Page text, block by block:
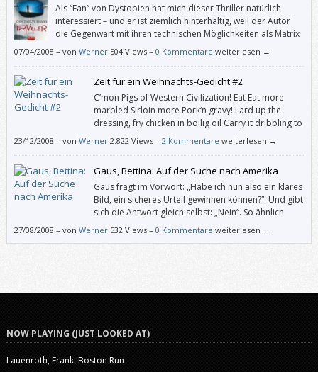
Als “Fan” von Dystopien hat mich dieser Thriller natürlich
interessiert – und er ist ziemlich hinterhältig, weil der Autor
die Gegenwart mit ihren technischen Möglichkeiten als Matrix
für die Beschreibung einer total überwachten Gesellschaft
07/04/2008 – von Werner 504 Views – 0 Kommentare weiterlesen →
Zeit für ein Weihnachts-Gedicht #2
C’mon Pigs of Western Civilization! Eat Eat more
marbled Sirloin more Pork‘n gravy! Lard up the
dressing, fry chicken in boilig oil Carry it dribbling to
gray climes, snowed with salt, Little lambs covered
by […]
23/12/2008 – von Werner 2.822 Views – 2 Kommentare weiterlesen →
Gaus, Bettina: Auf der Suche nach Amerika
Gaus fragt im Vorwort: „Habe ich nun also ein klares
Bild, ein sicheres Urteil gewinnen können?“. Und gibt
sich die Antwort gleich selbst: „Nein“. So ähnlich
war’s bei mir auch: Dieses Buch ist ziemlich spurlos
27/08/2008 – von Werner 532 Views – 0 Kommentare weiterlesen →
NOW PLAYING (JUST LOOKED AT)
Lauenroth, Frank: Boston Run